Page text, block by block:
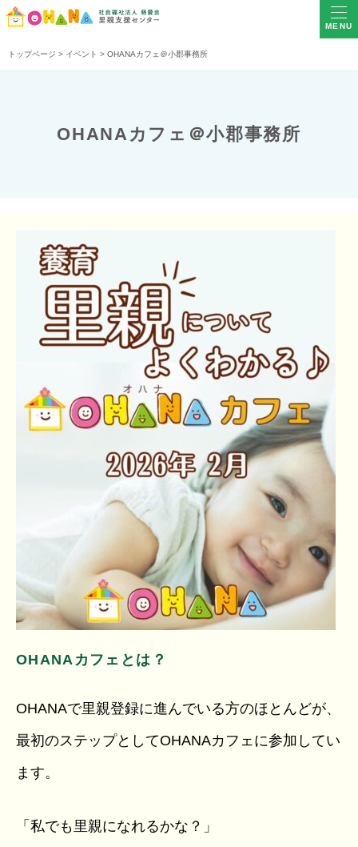
MENU
トップページ > イベント > OHANAカフェ＠小郡事務所
OHANAカフェ＠小郡事務所
OHANAカフェとは？
OHANAで里親登録に進んでいる方のほとんどが、
最初のステップとしてOHANAカフェに参加してい
ます。
「私でも里親になれるかな？」